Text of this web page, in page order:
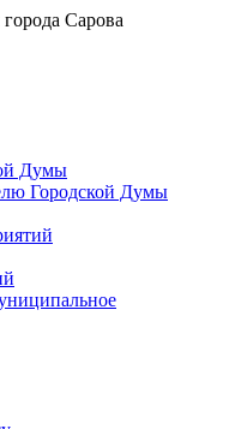
Сарова
Думы
Городской Думы